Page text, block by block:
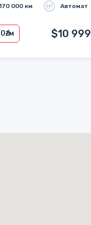
000 км Автомат
₴/м $10 999